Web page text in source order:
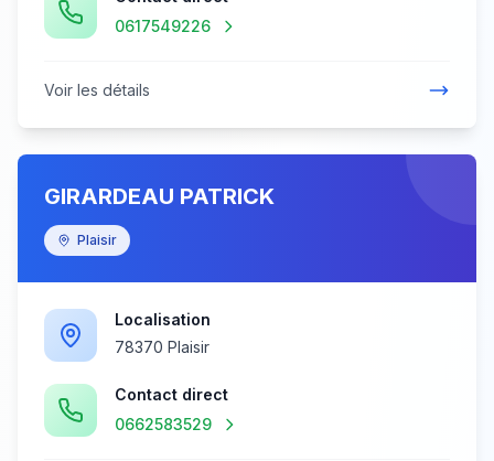
0617549226
Voir les détails
GIRARDEAU PATRICK
Plaisir
Localisation
78370 Plaisir
Contact direct
0662583529